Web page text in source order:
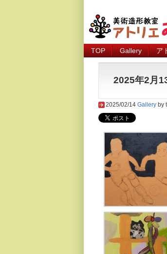
TOP Gallery ア
2025年2月
2025/02/14 Gallery by